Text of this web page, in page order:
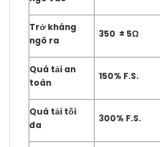
Trở kháng
ngõ ra
350 ± 5Ω
Quá tải an
toàn
150% F.S.
Quá tải tối
đa
300% F.S.